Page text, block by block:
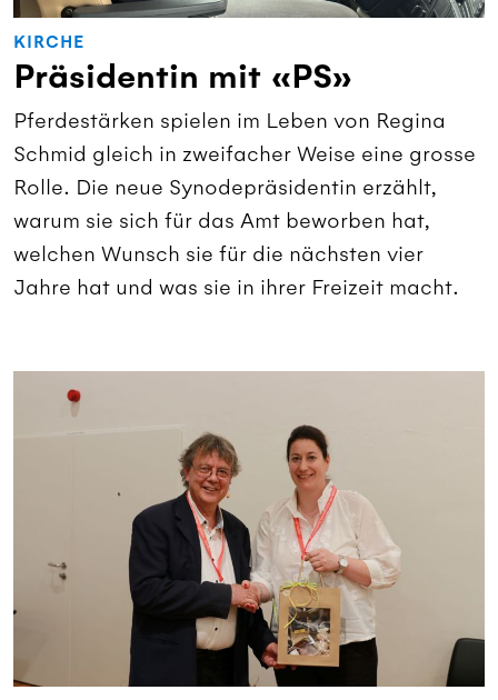
KIRCHE
Präsidentin mit «PS»
Pferdestärken spielen im Leben von Regina
Schmid gleich in zweifacher Weise eine grosse
Rolle. Die neue Synodepräsidentin erzählt,
warum sie sich für das Amt beworben hat,
welchen Wunsch sie für die nächsten vier
Jahre hat und was sie in ihrer Freizeit macht.